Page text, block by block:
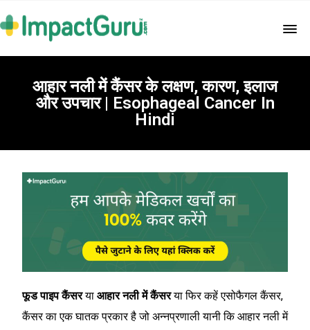
आहार नली में कैंसर के लक्षण, कारण, इलाज
और उपचार | Esophageal Cancer In
Hindi
फूड पाइप कैंसरया आहार नली में कैंसरया फिर कहें एसोफैगल कैंसर,
कैंसर का एक घातक प्रकार है जो अन्नप्रणाली यानी कि आहार नली में